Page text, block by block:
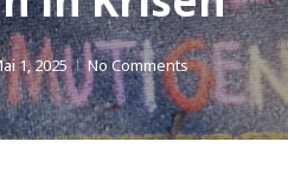
1, 2025 No Comments